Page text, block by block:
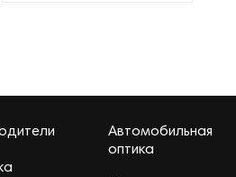
Автомобильная
оптика